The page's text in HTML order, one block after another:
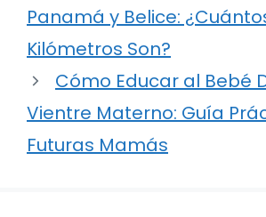
Panamá y Belice:
Kilómetros Son?
Cómo Educar al Bebé
Vientre Materno: Guía
Futuras Mamás